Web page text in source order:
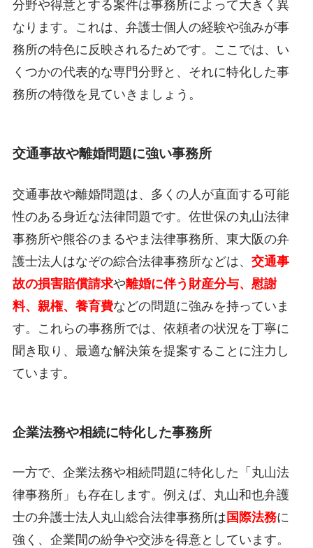
分野や得意とする案件は事務所によって大きく異
なります。これは、弁護士個人の経験や強みが事
務所の特色に反映されるためです。ここでは、い
くつかの代表的な専門分野と、それに特化した事
務所の特徴を見ていきましょう。
交通事故や離婚問題に強い事務所
交通事故や離婚問題は、多くの人が直面する可能
性のある身近な法律問題です。佐世保の丸山法律
事務所や熊谷のまるやま法律事務所、東大阪の弁
護士法人はなぞの綜合法律事務所などは、 交通事
故の損害賠償請求や離婚に伴う財産分与、慰謝
料、親権、養育費などの問題に強みを持っていま
す。これらの事務所では、依頼者の状況を丁寧に
聞き取り、最適な解決策を提案することに注力し
ています。
企業法務や相続に特化した事務所
一方で、企業法務や相続問題に特化した「丸山法
律事務所」も存在します。例えば、丸山和也弁護
士の弁護士法人丸山総合法律事務所は 国際法務に
強く、企業間の紛争や交渉を得意としています。